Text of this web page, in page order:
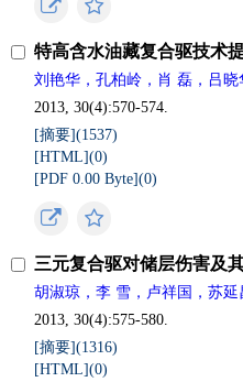
特高含水油藏复合驱技术
刘艳华，孔柏岭，肖 磊，吕
2013, 30(4):570-574.
[摘要](1537)
[HTML](0)
[PDF 0.00 Byte](0)
三元复合驱对储层伤害及
胡淑琼，李 雪，卢祥国，苏延
2013, 30(4):575-580.
[摘要](1316)
[HTML](0)